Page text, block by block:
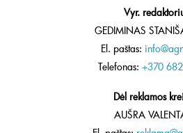
Vyr.
GEDIMINAS
El. paštas:
Telefonas: +370
Dėl reklamos
AUŠRA